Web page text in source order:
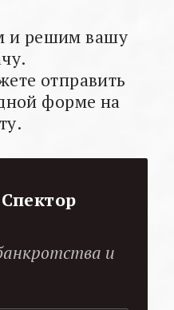
и решим вашу
отправить
форме на
и